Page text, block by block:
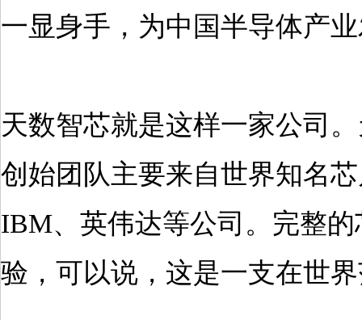
一显身手，为中国半导体产
天数智芯就是这样一家公司
创始团队主要来自世界知名
IBM、英伟达等公司。完整
验，可以说，这是一支在世